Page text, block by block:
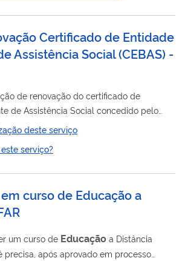
Certificado de Entidade
Assistência Social (CEBAS) -
de renovação do certificado de
de Assistência Social concedido pelo
para entidades sem fins lucrativos
preponderante na área de
Lei 12.101/2009.
deste serviço
serviço?
curso de Educação a
um curso de Educação a Distância
precisa, após aprovado em processo